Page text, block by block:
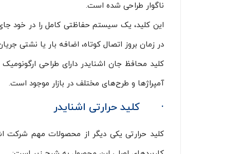
ناگوار طراحی شده است.
این کلید، یک سیستم حفاظتی کامل را در خود
در زمان بروز اتصال کوتاه، اضافه بار یا نشتی
کلید محافظ جان اشنایدر دارای طراحی
آمپراژها و طرح‌های مختلف در بازار موجود است.
· کلید حرارتی اشنایدر
کلید حرارتی یکی دیگر از محصولات مهم شرکت